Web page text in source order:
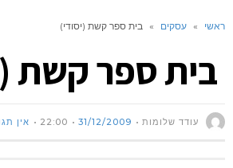
ראשי » עסקים » בית ספר קשת (יסודי)
בית ספר קשת
עודד שלומות 31/12/2009
22:00 אין